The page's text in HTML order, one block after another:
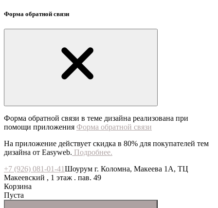
Форма обратной связи
Форма обратной связи в теме дизайна реализована при
помощи приложения Форма обратной связи
На приложение действует скидка в 80% для покупателей тем
дизайна от Easyweb. Подробнее.
+7 (926) 081-01-41Шоурум г. Коломна, Макеева 1А, ТЦ
Макеевский , 1 этаж . пав. 49
Корзина
Пуста